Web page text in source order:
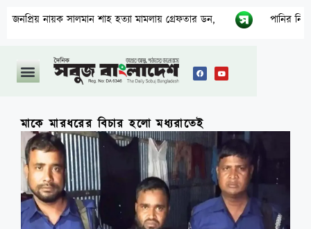
সালমান শাহ হত্যা মামলায় গ্রেফতার ডন, পানির নিচের গ্যাস
মাকে মারধরের বিচার হলো মধ্যরাতেই